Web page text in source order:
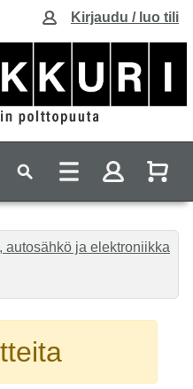
Kirjaudu / luo tili
autosähkö ja elektroniikka